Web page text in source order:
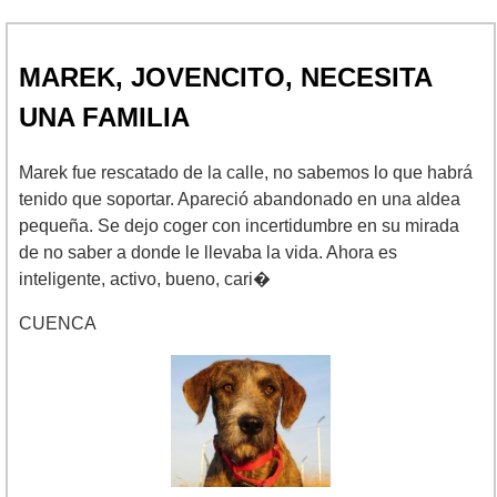
MAREK, JOVENCITO, NECESITA
UNA FAMILIA
Marek fue rescatado de la calle, no sabemos lo que habrá
tenido que soportar. Apareció abandonado en una aldea
pequeña. Se dejo coger con incertidumbre en su mirada
de no saber a donde le llevaba la vida. Ahora es
inteligente, activo, bueno, cari�
CUENCA